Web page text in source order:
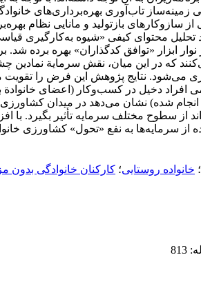
زمینه‌ساز تاب‌آوری بهره‌برداری‌های
نوار ابزار «توافق کدگذاران» بهره برده
که در این میان، نقش سرمایة نمادین
می‌شود. نتایج پژوهش این فرض را تقویت
افراد دخیل در کسب‌وکار (اعضای
انجام شده) نشان می‌دهد در میدان
از سطوح مختلف سرمایه تأثیر بگیرد. با
از سرمایه‌ها به نفع «تحول» کشاورزی
؛ خانواده روستایی؛ کارکنان خانوادگی بدون